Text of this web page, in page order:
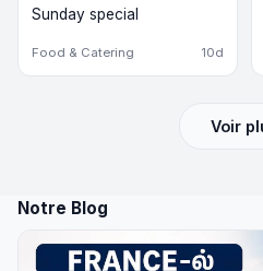
Sunday special
Food & Catering 10d
Voir
Notre Blog